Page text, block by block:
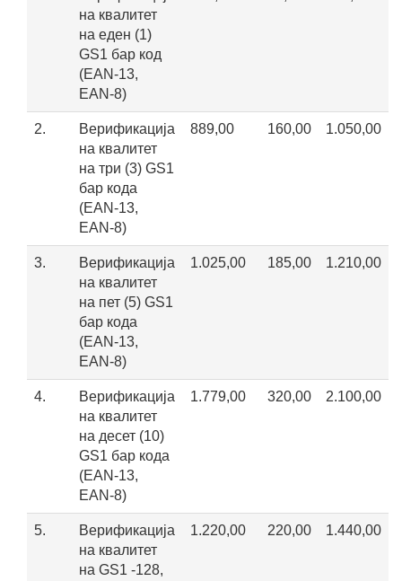
на квалитет
на еден (1)
GS1 бар код
(EAN-13,
EAN-8)
2.
Верификација
на квалитет
на три (3) GS1
бар кода
(EAN-13,
EAN-8)
889,00 160,00 1.050,00
3.
Верификација
на квалитет
на пет (5) GS1
бар кода
(EAN-13,
EAN-8)
1.025,00 185,00 1.210,00
4.
Верификација
на квалитет
на десет (10)
GS1 бар кода
(EAN-13,
EAN-8)
1.779,00 320,00 2.100,00
5.
Верификација
на квалитет
на GS1 -128,
1.220,00 220,00 1.440,00